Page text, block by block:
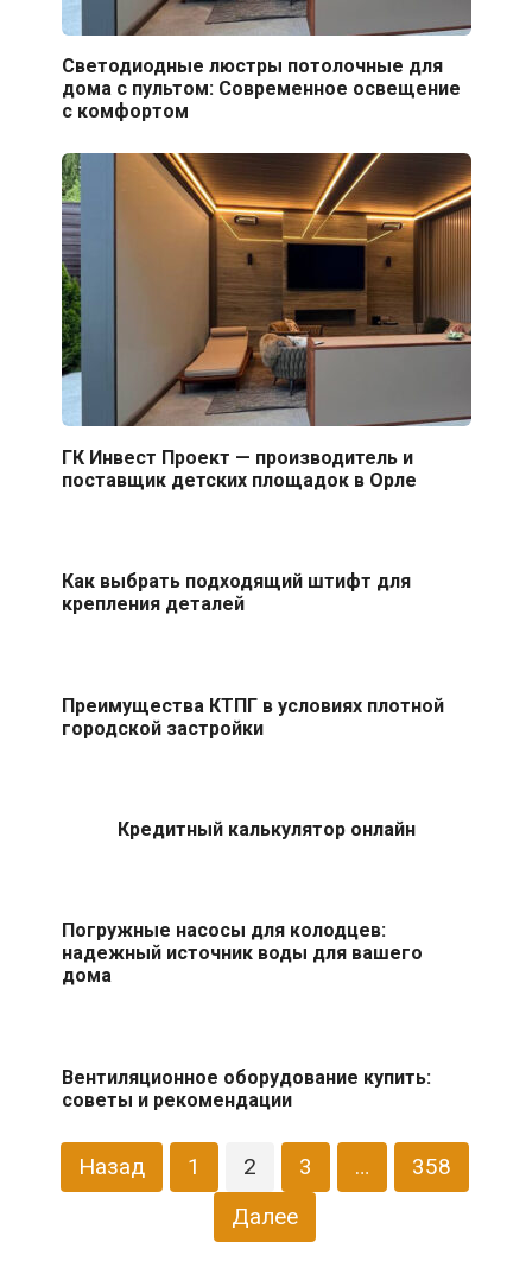
Светодиодные люстры потолочные для
дома с пультом: Современное освещение
с комфортом
ГК Инвест Проект — производитель и
поставщик детских площадок в Орле
Как выбрать подходящий штифт для
крепления деталей
Преимущества КТПГ в условиях плотной
городской застройки
Кредитный калькулятор онлайн
Погружные насосы для колодцев:
надежный источник воды для вашего
дома
Вентиляционное оборудование купить:
советы и рекомендации
ПагинацияНазад 1 2 3 …
358
Далее